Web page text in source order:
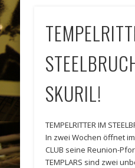
SKURIL!
TEMPELRITTER IM
In zwei Wochen öffnet im
CLUB seine Reunion-
TEMPLARS sind zwei